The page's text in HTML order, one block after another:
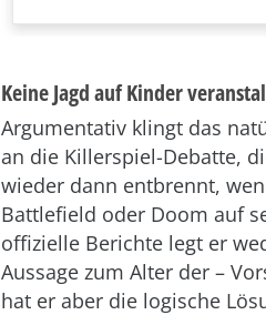
Keine Jagd auf Kinder
Argumentativ klingt das
an die Killerspiel-Debatte,
wieder dann entbrennt,
Battlefield oder Doom auf
offizielle Berichte legt er
Aussage zum Alter der –
hat er aber die logische